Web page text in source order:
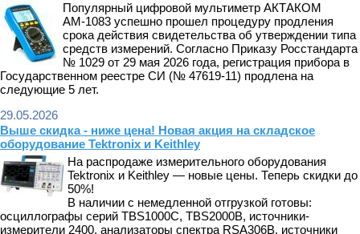
Популярный цифровой мультиметр АКТАКОМ
АМ-1083 успешно прошел процедуру продления
срока действия свидетельства об утверждении типа
средств измерений. Согласно Приказу Росстандарта
№ 1029 от 29 мая 2026 года, регистрация прибора в
Государственном реестре СИ (№ 47619-11) продлена на
следующие 5 лет.
29.05.2026
Выше скидка - ниже цена! Новая акция на складское
оборудование Tektronix и Keithley
На распродаже измерительного оборудования
Tektronix и Keithley — новые цены. Теперь скидки до
50%!
В наличии с немедленной отгрузкой готовы:
осциллографы серий TBS1000C, TBS2000B, источники-
измерители 2400, анализаторы спектра RSA306B, источники